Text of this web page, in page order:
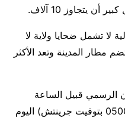
يتجاوز 10 آلاف.
لا تشمل ضحايا ولاية لا
مطار المدينة وتعد الأكثر
الرسمي قبيل الساعة
الواحدة صباحا بالتوقيت المحلي (0500 بتوقيت جرينتش) اليوم